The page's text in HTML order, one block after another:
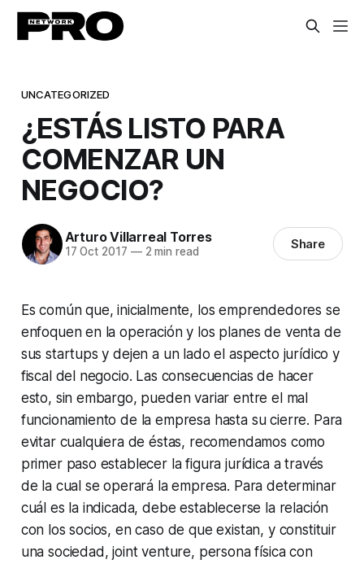
UNCATEGORIZED
¿ESTÁS LISTO PARA
COMENZAR UN
NEGOCIO?
Arturo Villarreal Torres
17 Oct 2017 —2 min read Share
Es común que, inicialmente, los emprendedores se
enfoquen en la operación y los planes de venta de
sus startups y dejen a un lado el aspecto jurídico y
fiscal del negocio. Las consecuencias de hacer
esto, sin embargo, pueden variar entre el mal
funcionamiento de la empresa hasta su cierre. Para
evitar cualquiera de éstas, recomendamos como
primer paso establecer la figura jurídica a través
de la cual se operará la empresa. Para determinar
cuál es la indicada, debe establecerse la relación
con los socios, en caso de que existan, y constituir
una sociedad,joint venture, persona física con